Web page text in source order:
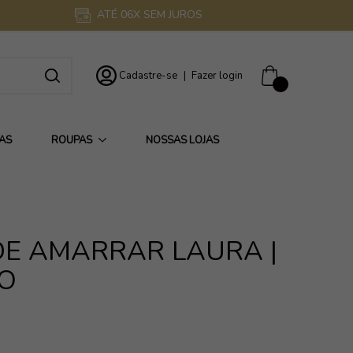
ATÉ 06X SEM JUROS
Cadastre-se Fazer login
ROUPAS NOSSAS LOJAS
AMARRAR LAURA |